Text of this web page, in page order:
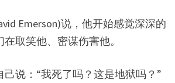
Emerson)说，他开始感觉深深的
取笑他、密谋伤害他。
说：“我死了吗？这是地狱吗？”